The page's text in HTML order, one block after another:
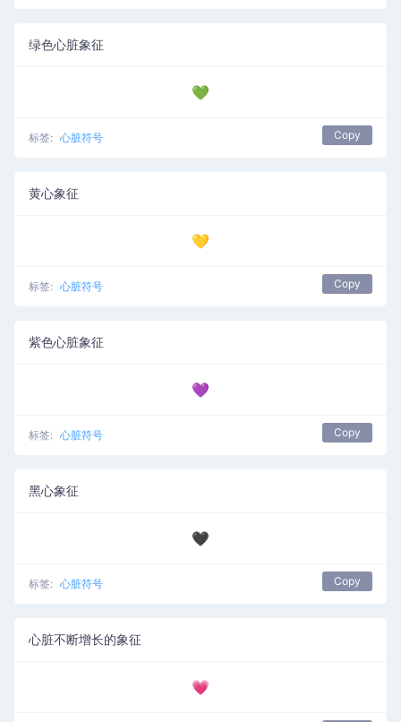
绿色心脏象征
💚
标签: 心脏符号 Copy
黄心象征
💛
标签: 心脏符号 Copy
紫色心脏象征
💜
标签: 心脏符号 Copy
黑心象征
🖤
标签: 心脏符号 Copy
心脏不断增长的象征
💗